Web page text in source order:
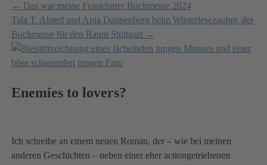
← Das war meine Frankfurter Buchmesse 2024
Tala T. Alsted und Anja Dannenberg beim Winterlesezauber, der
Buchmesse für den Raum Stuttgart →
Enemies to lovers?
Ich schreibe an einem neuen Roman, der – wie bei meinen
anderen Geschichten – neben einer eher actiongetriebenen